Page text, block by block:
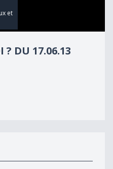
et
? DU 17.06.13